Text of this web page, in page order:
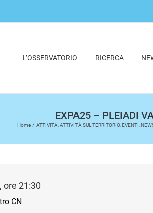
L’OSSERVATORIO RICERCA
EXPA25 – PLEIADI
Home ATTIVITÁ ATTIVITÀ SUL TERRITORIO EVENTI
ore 21:30
CN